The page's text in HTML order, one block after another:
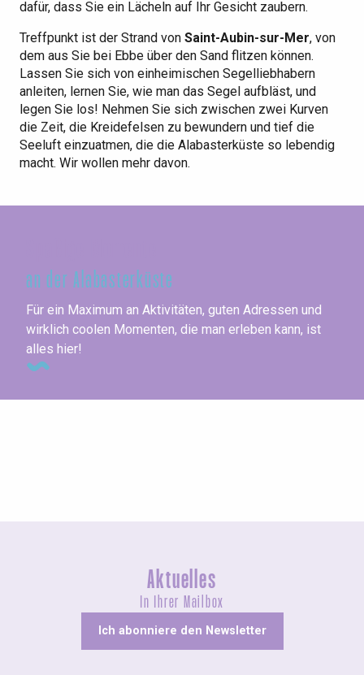
dafür, dass Sie ein Lächeln auf Ihr Gesicht zaubern.
Treffpunkt ist der Strand von Saint-Aubin-sur-Mer, von
dem aus Sie bei Ebbe über den Sand flitzen können.
Lassen Sie sich von einheimischen Segelliebhabern
anleiten, lernen Sie, wie man das Segel aufbläst, und
legen Sie los! Nehmen Sie sich zwischen zwei Kurven
die Zeit, die Kreidefelsen zu bewundern und tief die
Seeluft einzuatmen, die die Alabasterküste so lebendig
macht. Wir wollen mehr davon.
an der Alabasterküste
Für ein Maximum an Aktivitäten, guten Adressen und
wirklich coolen Momenten, die man erleben kann, ist
alles hier!
Aktuelles
In Ihrer Mailbox
Ich abonniere den Newsletter